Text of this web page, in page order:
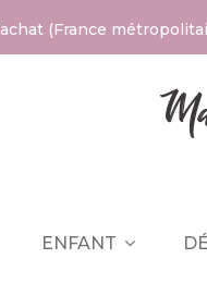
(France
ENFANT